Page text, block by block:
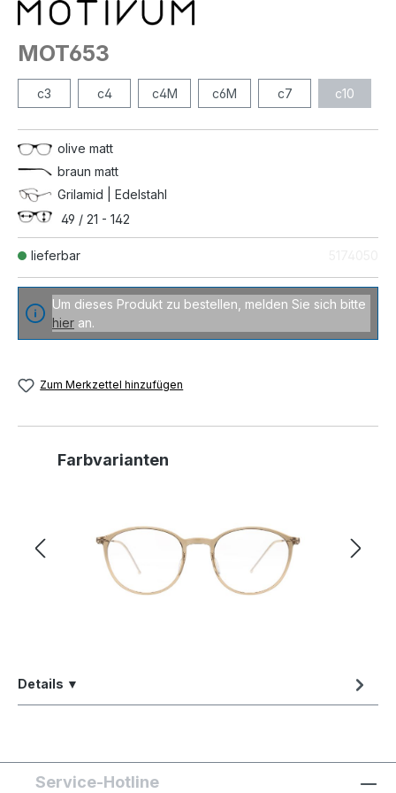
lieferbar
MOT653
c3 c4 c4M c6M c7 c10
olive matt
braun matt
Grilamid | Edelstahl
49 / 21 - 142
Um dieses Produkt zu bestellen, melden Sie sich bitte
hier an.
Zum Merkzettel hinzufügen
Produktgalerie überspringen
Farbvarianten
Details ▼
Service-Hotline